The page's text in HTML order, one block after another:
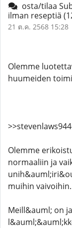
osta/tilaa
ilman reseptiä
21 ต.ค. 2568 15:28
Olemme
huumeiden
Olemme
normaaliin ja
muihin vaivoihin.
Meill&auml; on